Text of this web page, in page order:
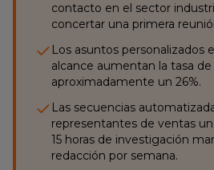
contacto en el sector
concertar una primera
Los asuntos personalizados
alcance aumentan la tasa
aproximadamente un 26%.
Las secuencias
representantes de ventas
15 horas de investigación
redacción por semana.